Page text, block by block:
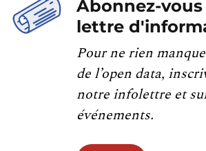
Abonnez-
lettre
Pour ne rien
de l’open data,
notre infolettre et
événements.